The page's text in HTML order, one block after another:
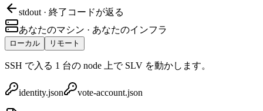
stdout · 終了コードが返る
あなたのマシン · あなたのインフラ
ローカル リモート
SSH で入る 1 台の node 上で SLV を動かします。
identity.json vote-account.json